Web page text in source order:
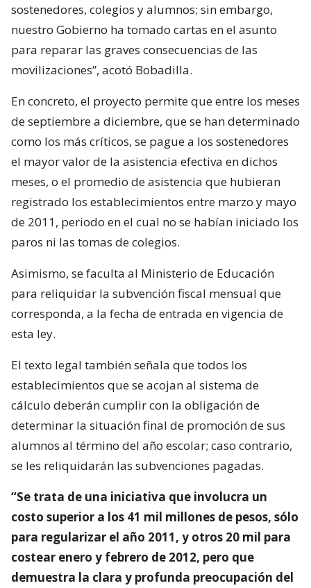
sostenedores, colegios y alumnos; sin embargo,
nuestro Gobierno ha tomado cartas en el asunto
para reparar las graves consecuencias de las
movilizaciones”, acotó Bobadilla.
En concreto, el proyecto permite que entre los meses
de septiembre a diciembre, que se han determinado
como los más críticos, se pague a los sostenedores
el mayor valor de la asistencia efectiva en dichos
meses, o el promedio de asistencia que hubieran
registrado los establecimientos entre marzo y mayo
de 2011, periodo en el cual no se habían iniciado los
paros ni las tomas de colegios.
Asimismo, se faculta al Ministerio de Educación
para reliquidar la subvención fiscal mensual que
corresponda, a la fecha de entrada en vigencia de
esta ley.
El texto legal también señala que todos los
establecimientos que se acojan al sistema de
cálculo deberán cumplir con la obligación de
determinar la situación final de promoción de sus
alumnos al término del año escolar; caso contrario,
se les reliquidarán las subvenciones pagadas.
“Se trata de una iniciativa que involucra un
costo superior a los 41 mil millones de pesos, sólo
para regularizar el año 2011, y otros 20 mil para
costear enero y febrero de 2012, pero que
demuestra la clara y profunda preocupación del